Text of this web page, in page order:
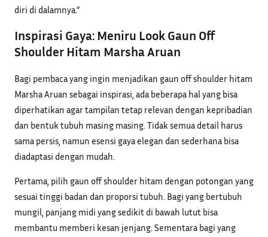
diri di dalamnya.”
Inspirasi Gaya: Meniru Look Gaun Off
Shoulder Hitam Marsha Aruan
Bagi pembaca yang ingin menjadikan gaun off shoulder hitam
Marsha Aruan sebagai inspirasi, ada beberapa hal yang bisa
diperhatikan agar tampilan tetap relevan dengan kepribadian
dan bentuk tubuh masing masing. Tidak semua detail harus
sama persis, namun esensi gaya elegan dan sederhana bisa
diadaptasi dengan mudah.
Pertama, pilih gaun off shoulder hitam dengan potongan yang
sesuai tinggi badan dan proporsi tubuh. Bagi yang bertubuh
mungil, panjang midi yang sedikit di bawah lutut bisa
membantu memberi kesan jenjang. Sementara bagi yang